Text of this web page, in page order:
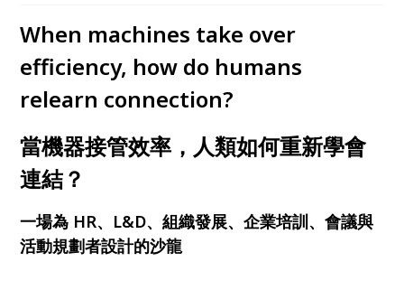
When machines take over
efficiency, how do humans
relearn connection?
當機器接管效率，人類如何重新學會
連結？
一場為 HR、L&D、組織發展、企業培訓、會議與
活動規劃者設計的沙龍